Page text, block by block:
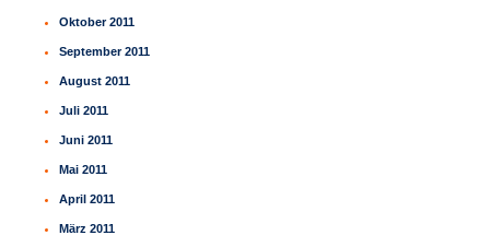
Oktober 2011
September 2011
August 2011
Juli 2011
Juni 2011
Mai 2011
April 2011
März 2011